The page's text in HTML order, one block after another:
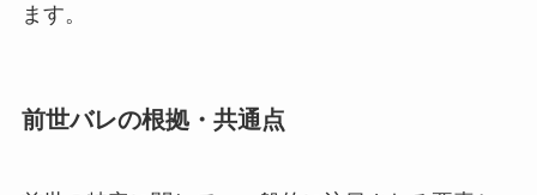
ます。
前世バレの根拠・共通点